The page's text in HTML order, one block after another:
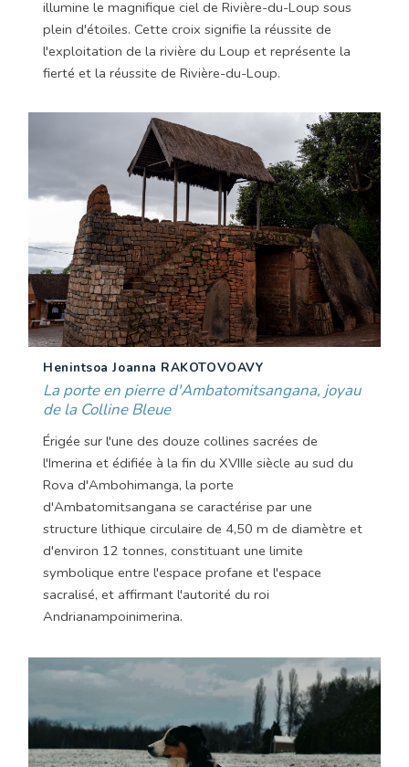
illumine le magnifique ciel de Rivière-du-Loup sous
plein d'étoiles. Cette croix signifie la réussite de
l'exploitation de la rivière du Loup et représente la
fierté et la réussite de Rivière-du-Loup.
Henintsoa Joanna RAKOTOVOAVY
La porte en pierre d'Ambatomitsangana, joyau
de la Colline Bleue
Érigée sur l'une des douze collines sacrées de
l'Imerina et édifiée à la fin du XVIIIe siècle au sud du
Rova d'Ambohimanga, la porte
d'Ambatomitsangana se caractérise par une
structure lithique circulaire de 4,50 m de diamètre et
d'environ 12 tonnes, constituant une limite
symbolique entre l'espace profane et l'espace
sacralisé, et affirmant l'autorité du roi
Andrianampoinimerina.